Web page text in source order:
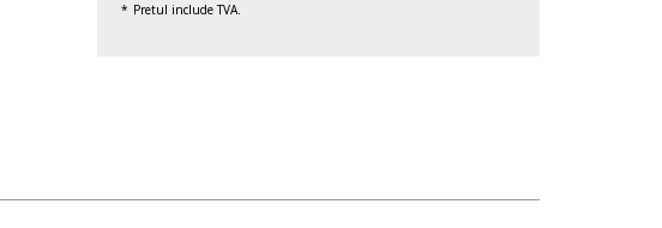
Pretul include TVA.